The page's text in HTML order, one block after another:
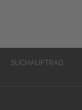
SUCHAUFTRAG